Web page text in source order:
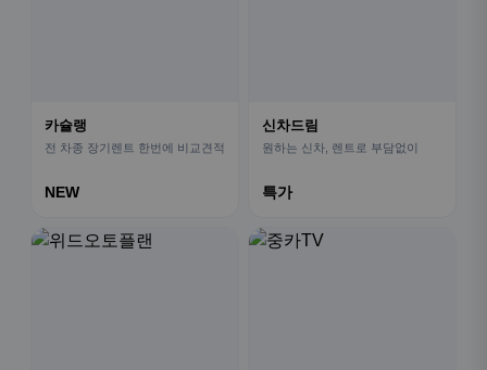
카슐랭
전 차종 장기렌트 한번에 비교견적
NEW
신차드림
원하는 신차, 렌트로 부담없이
특가